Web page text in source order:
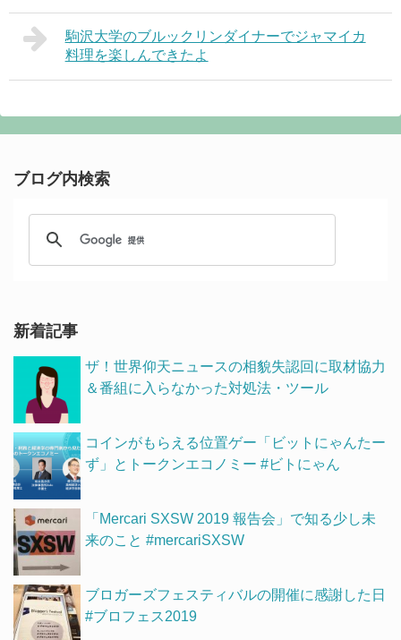
駒沢大学のブルックリンダイナーでジャマイカ
料理を楽しんできたよ
ブログ内検索
新着記事
ザ！世界仰天ニュースの相貌失認回に取材協力
＆番組に入らなかった対処法・ツール
コインがもらえる位置ゲー「ビットにゃんたー
ず」とトークンエコノミー #ビトにゃん
「Mercari SXSW 2019 報告会」で知る少し未
来のこと #mercariSXSW
ブロガーズフェスティバルの開催に感謝した日
#ブロフェス2019